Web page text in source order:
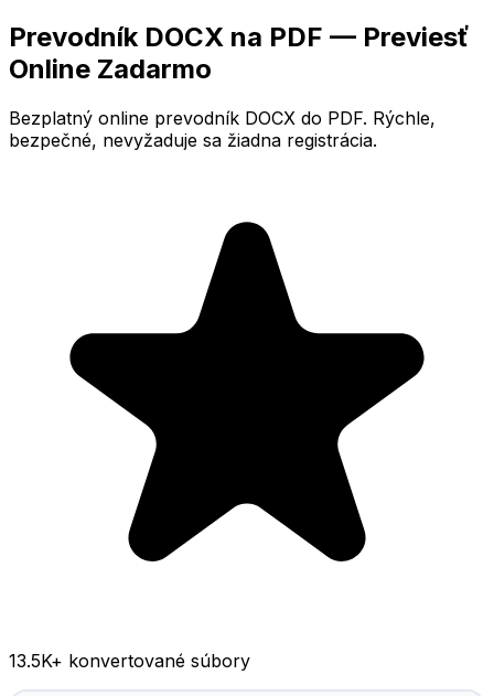
Prevodník DOCX na PDF — Previesť
Online Zadarmo
Bezplatný online prevodník DOCX do PDF. Rýchle,
bezpečné, nevyžaduje sa žiadna registrácia.
13.5K+ konvertované súbory